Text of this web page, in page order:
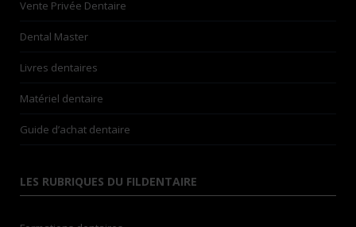
Vente Privée Dentaire
Dental Master
Livres dentaires
Matériel dentaire
Guide d’achat dentaire
LES RUBRIQUES DU FILDENTAIRE